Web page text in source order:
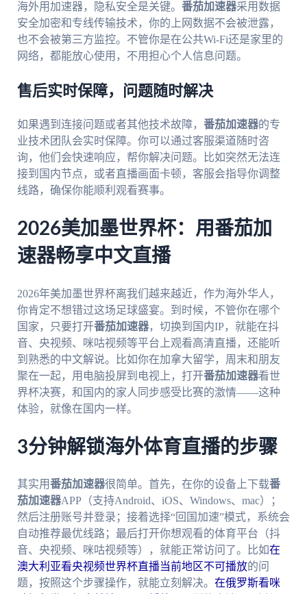
海外用加速器，隐私安全是关键。 番茄加速器采用数据
安全加密和专线传输技术，你的上网数据不会被泄露，
也不会被第三方监控。不管你是在公共Wi-Fi还是家里的
网络，都能放心使用，不用担心个人信息问题。
售后实时保障，问题随时解决
如果遇到连接问题或者其他技术故障， 番茄加速器的专
业技术团队会实时保障。你可以通过客服渠道随时咨
询，他们会快速响应，帮你解决问题。比如突然无法连
接到国内节点，或者直播画面卡顿，客服会指导你调整
线路，确保你能顺利观看赛事。
2026美加墨世界杯：用番茄加
速器畅享中文直播
2026年美加墨世界杯离我们越来越近，作为海外华人，
你肯定不想错过这场足球盛宴。到时候，不管你在哪个
国家，只要打开番茄加速器，切换到国内IP，就能在抖
音、央视频、咪咕视频等平台上观看高清直播，还能听
到熟悉的中文解说。比如你在加拿大留学，周末和朋友
聚在一起，用电脑投屏到电视上，打开番茄加速器看世
界杯决赛，和国内的家人同步感受比赛的激情——这种
体验，就像在国内一样。
3分钟解锁海外体育直播的步骤
其实用番茄加速器很简单。首先，在你的设备上下载番
茄加速器APP（支持Android、iOS、Windows、mac）；
然后注册账号并登录；接着选择“回国加速”模式，系统会
自动推荐最优线路；最后打开你想观看的体育平台（抖
音、央视频、咪咕视频等），就能正常访问了。比如在
澳大利亚看央视频世界杯直播当前地区不可播放的问
题，按照这个步骤操作，就能立刻解决。 在俄罗斯看咪